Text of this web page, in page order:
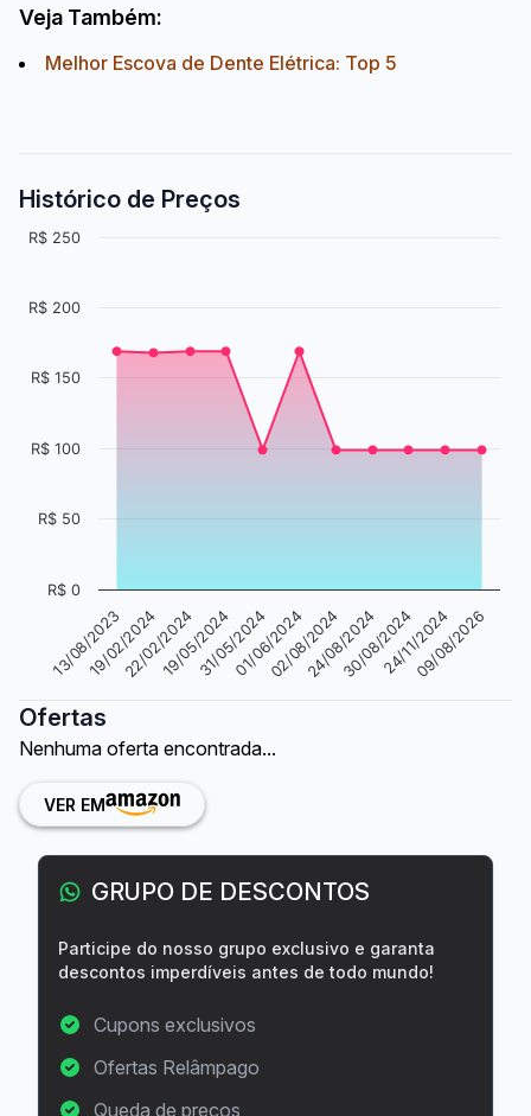
Veja Também:
Melhor Escova de Dente Elétrica: Top 5
Histórico de Preços
13/08/2023
19/02/202422/02/202419/05/202431/05/202401/06/202402/08/202424/08/202430/08/202424/11/2024
09/08/2026
R$ 0
R$ 50
R$ 100
R$ 150
R$ 200
R$ 250
Ofertas
Nenhuma oferta encontrada...
VER EM
GRUPO DE DESCONTOS
Participe do nosso grupo exclusivo e garanta
descontos imperdíveis antes de todo mundo!
Cupons exclusivos
Ofertas Relâmpago
Queda de preços